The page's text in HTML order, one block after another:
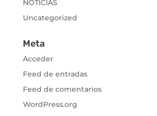
NOTICIAS
Uncategorized
Meta
Acceder
Feed de entradas
Feed de comentarios
WordPress.org